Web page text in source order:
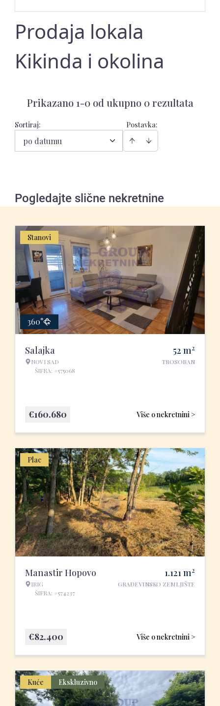
Prodaja lokala
Kikinda i okolina
Prikazano 1-0 od ukupno 0 rezultata
Postavka:
Sortiraj:
po datumu
Pogledajte slične nekretnine
Stanovi
360°
Salajka
NOVI SAD
ŠIFRA: #575068
52 m2
TROSOBAN
Više o nekretnini >
€160.680
Plac
Manastir Hopovo
IRIG
ŠIFRA: #574237
1.121m2
GRAĐEVINSKO ZEMLJIŠTE
Više o nekretnini >
€82.400
Kuće Ekskluzivno